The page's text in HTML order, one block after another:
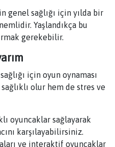
genel sağlığı için yılda bir
Yaşlandıkça bu
gerekebilir.
için oyun oynaması
olur hem de stres ve
oyuncaklar sağlayarak
karşılayabilirsiniz.
ve interaktif oyuncaklar